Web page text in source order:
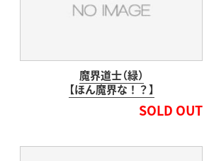
魔界道士（緑）
【ほん魔界な！？】
SOLD OUT